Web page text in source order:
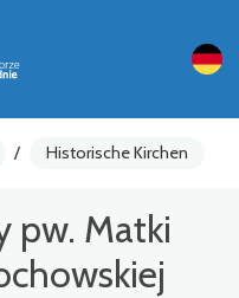
/ Historische Kirchen
pw. Matki